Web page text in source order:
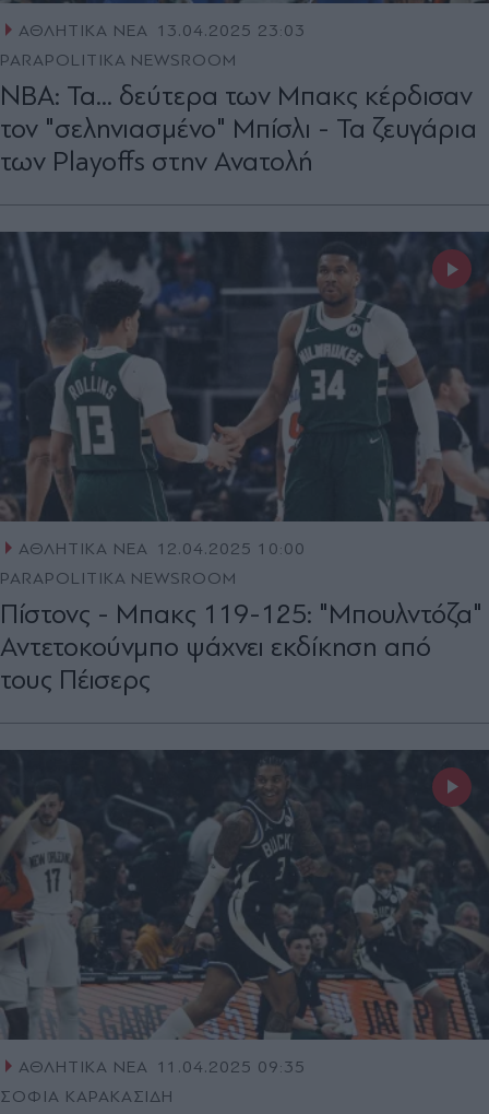
ΑΘΛΗΤΙΚΑ ΝΕΑ 13.04.2025 23:03
PARAPOLITIKA NEWSROOM
NBA: Τα... δεύτερα των Μπακς κέρδισαν
τον "σεληνιασμένο" Μπίσλι - Τα ζευγάρια
των Playoffs στην Ανατολή
ΑΘΛΗΤΙΚΑ ΝΕΑ 12.04.2025 10:00
PARAPOLITIKA NEWSROOM
Πίστονς - Μπακς 119-125: "Μπουλντόζα"
Αντετοκούνμπο ψάχνει εκδίκηση από
τους Πέισερς
ΑΘΛΗΤΙΚΑ ΝΕΑ 11.04.2025 09:35
ΣΟΦΙΑ ΚΑΡΑΚΑΣΙΔΗ